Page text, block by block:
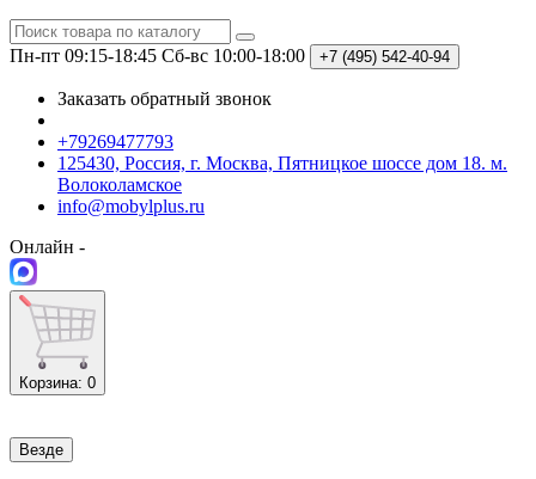
Пн-пт 09:15-18:45 Сб-вс 10:00-18:00 +7 (495) 542-40-94
Заказать обратный звонок
+79269477793
125430, Россия, г. Москва, Пятницкое шоссе дом 18. м.
Волоколамское
info@mobylplus.ru
Онлайн -
Корзина: 0
Везде